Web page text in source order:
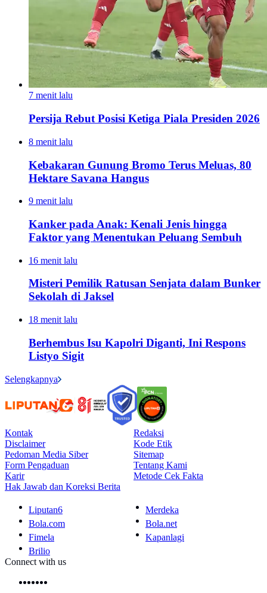
7 menit lalu
Persija Rebut Posisi Ketiga Piala Presiden 2026
8 menit lalu
Kebakaran Gunung Bromo Terus Meluas, 80
Hektare Savana Hangus
9 menit lalu
Kanker pada Anak: Kenali Jenis hingga
Faktor yang Menentukan Peluang Sembuh
16 menit lalu
Misteri Pemilik Ratusan Senjata dalam Bunker
Sekolah di Jaksel
18 menit lalu
Berhembus Isu Kapolri Diganti, Ini Respons
Listyo Sigit
Selengkapnya
Kontak
Redaksi
Disclaimer
Kode Etik
Pedoman Media Siber
Sitemap
Form Pengaduan
Tentang Kami
Karir
Metode Cek Fakta
Hak Jawab dan Koreksi Berita
Liputan6
Merdeka
Bola.com
Bola.net
Fimela
Kapanlagi
Brilio
Connect with us